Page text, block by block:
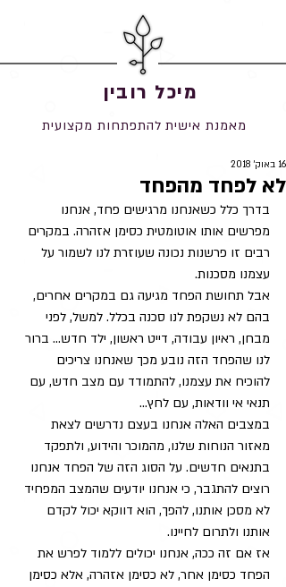
מיכל רובין
מאמנת אישית להתפתחות מקצועית
לא לפחד מהפחד
16 באוק׳ 2018
בדרך כלל כשאנחנו מרגישים פחד, אנחנו
מפרשים אותו אוטומטית כסימן אזהרה. במקרים
רבים זו פרשנות נכונה שעוזרת לנו לשמור על
עצמנו מסכנות.
אבל תחושת הפחד מגיעה גם במקרים אחרים,
בהם לא נשקפת לנו סכנה בכלל. למשל, לפני
מבחן, ראיון עבודה, דייט ראשון, ילד חדש... ברור
לנו שהפחד הזה נובע מכך שאנחנו צריכים
להוכיח את עצמנו, להתמודד עם מצב חדש, עם
תנאי אי וודאות, עם לחץ...
במצבים האלה אנחנו בעצם נדרשים לצאת
מאזור הנוחות שלנו, מהמוכר והידוע, ולתפקד
בתנאים חדשים. על הסוג הזה של הפחד אנחנו
רוצים להתגבר, כי אנחנו יודעים שהמצב המפחיד
לא מסכן אותנו, להפך, הוא דווקא יכול לקדם
אותנו ולתרום לחיינו.
אז אם זה ככה, אנחנו יכולים ללמוד לפרש את
הפחד כסימן אחר, לא כסימן אזהרה, אלא כסימן